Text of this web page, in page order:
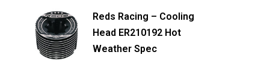
Reds Racing – Cooling
Head ER210192 Hot
Weather Spec